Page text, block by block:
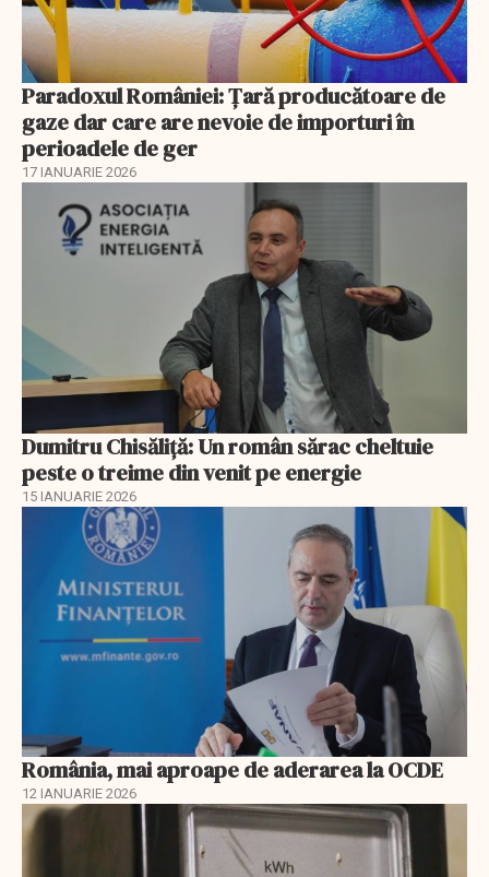
Paradoxul României: Ţară producătoare de
gaze dar care are nevoie de importuri în
perioadele de ger
17 IANUARIE 2026
Dumitru Chisăliţă: Un român sărac cheltuie
peste o treime din venit pe energie
15 IANUARIE 2026
România, mai aproape de aderarea la OCDE
12 IANUARIE 2026
EXCLUSIV